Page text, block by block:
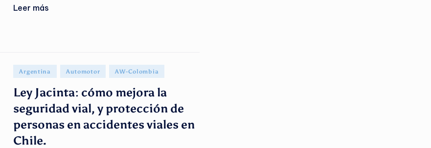
Leer más
Publicado
Argentina Automotor AW-Colombia
Ley Jacinta: cómo mejora la
seguridad vial, y protección de
personas en accidentes viales en
Chile.